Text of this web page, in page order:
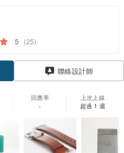
5 (25)
聯絡設計師
回應率
-
上次上線
超過 1 週